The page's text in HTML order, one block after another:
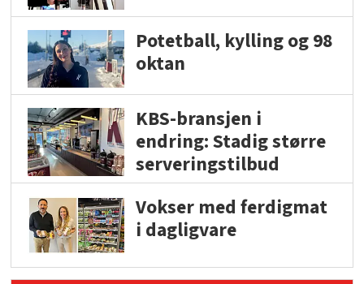
Potetball, kylling og 98
oktan
KBS-bransjen i
endring: Stadig større
serveringstilbud
Vokser med ferdigmat
i dagligvare